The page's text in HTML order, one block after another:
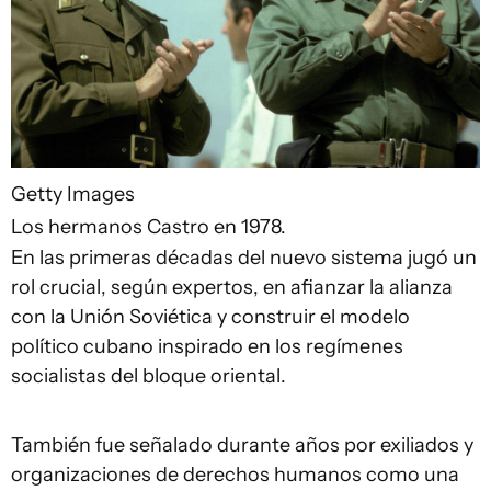
Getty Images
Los hermanos Castro en 1978.
En las primeras décadas del nuevo sistema jugó un
rol crucial, según expertos, en afianzar la alianza
con la Unión Soviética y construir el modelo
político cubano inspirado en los regímenes
socialistas del bloque oriental.
También fue señalado durante años por exiliados y
organizaciones de derechos humanos como una